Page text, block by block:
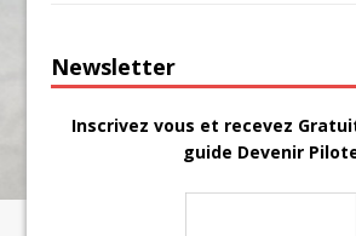
Newsletter
Inscrivez vous et recevez
guide Devenir